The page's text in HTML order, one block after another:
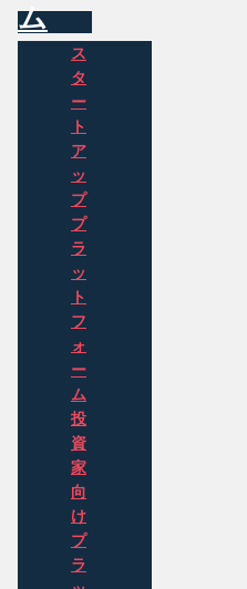
ム
ス
タ
ー
ト
ア
ッ
プ
プ
ラ
ッ
ト
フ
ォ
ー
ム
投
資
家
向
け
プ
ラ